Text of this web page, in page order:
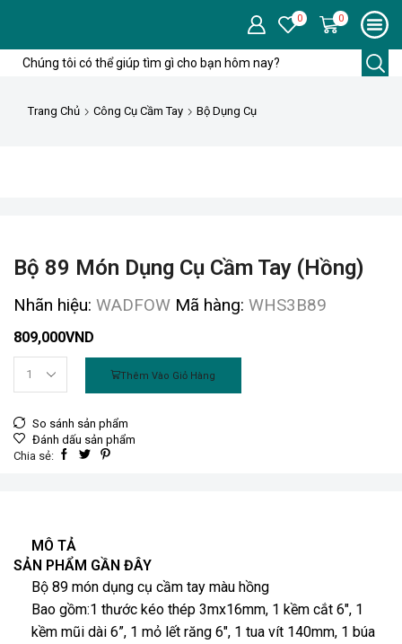
0 0
Trang Chủ Công Cụ Cầm Tay Bộ Dụng Cụ
Bộ 89 Món Dụng Cụ Cầm Tay (hồng)
Nhãn hiệu: WADFOW Mã hàng: WHS3B89
809,000VND
Thêm Vào Giỏ Hàng
So sánh sản phẩm
Đánh dấu sản phẩm
Chia sẻ:
MÔ TẢ
SẢN PHẨM GẦN ĐÂY
Bộ 89 món dụng cụ cầm tay màu hồng
Bao gồm:1 thước kéo thép 3mx16mm, 1 kềm cắt 6″, 1
kềm mũi dài 6”, 1 mỏ lết răng 6″, 1 tua vít 140mm, 1 búa